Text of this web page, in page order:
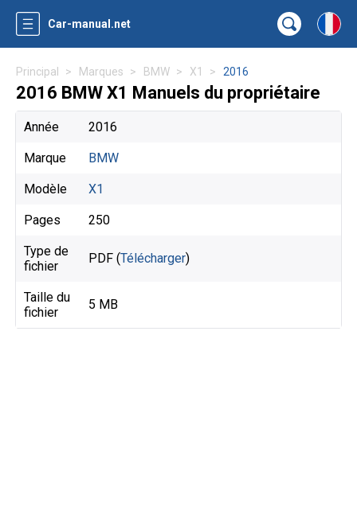
Car-manual.net
Principal Marques BMW X1 2016
2016 BMW X1 Manuels du propriétaire
Année 2016
Marque BMW
Modèle X1
Pages 250
Type de
fichier
PDF (Télécharger)
Taille du
fichier
5 MB